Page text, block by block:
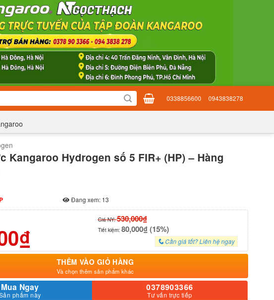
0338856600 0943838278
Kangaroo Hydrogen số 5 FIR+ (HP) – Hàng
Đang xem: 13
Giá NY:530,000₫
Tiết kiệm: 80,000₫ (15%)
Cần giá tốt? Liên hệ ngay
THÊM VÀO GIỎ HÀNG
Và chọn thêm sản phẩm khác
Mua Ngay
phẩm này
0378903366
Tư vấn trực tiếp